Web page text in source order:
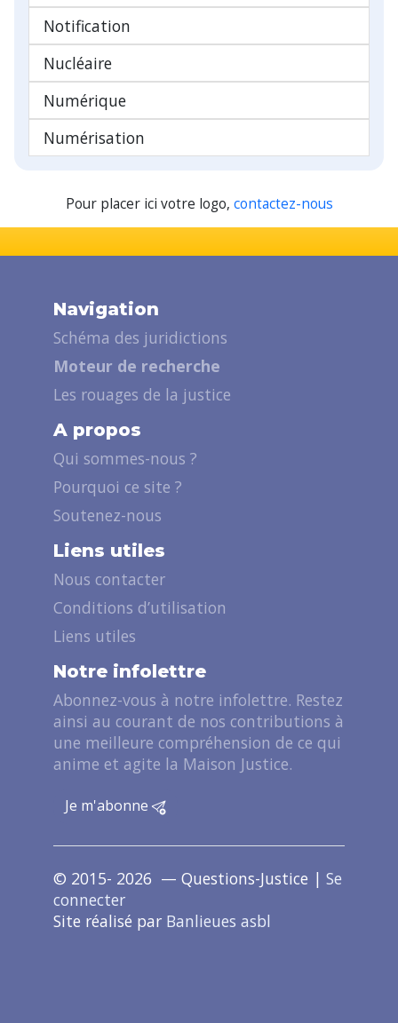
Notification
Nucléaire
Numérique
Numérisation
Pour placer ici votre logo, contactez-nous
Navigation
Schéma des juridictions
Moteur de recherche
Les rouages de la justice
A propos
Qui sommes-nous ?
Pourquoi ce site ?
Soutenez-nous
Liens utiles
Nous contacter
Conditions d’utilisation
Liens utiles
Notre infolettre
Abonnez-vous à notre infolettre. Restez
ainsi au courant de nos contributions à
une meilleure compréhension de ce qui
anime et agite la Maison Justice.
Je m'abonne
© 2015- 2026 — Questions-Justice | Se
connecter
Site réalisé par Banlieues asbl